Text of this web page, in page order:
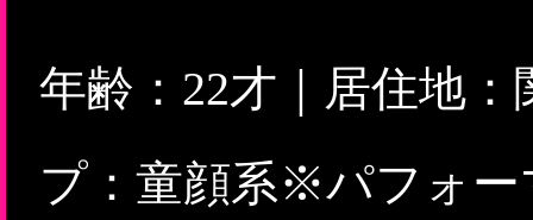
年齢：22才｜居住地
プ：童顔系※パフォー